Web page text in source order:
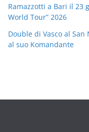
Ramazzotti a Bari il 23
World Tour” 2026
Double di Vasco al
al suo Komandante